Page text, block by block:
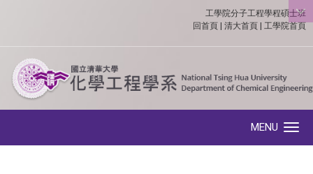
:::
工學院分子工程學程碩士班
回首頁
清大首頁 工學院首頁
MENU